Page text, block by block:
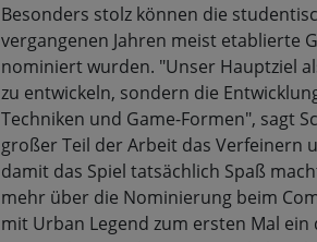
Besonders stolz können die
vergangenen Jahren meist etablierte
nominiert wurden. "Unser Hauptziel
zu entwickeln, sondern die
Techniken und Game-Formen", sagt
großer Teil der Arbeit das Verfeinern
damit das Spiel tatsächlich Spaß
mehr über die Nominierung beim
mit Urban Legend zum ersten Mal